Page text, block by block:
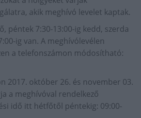
akik meghívó levelet kaptak.
péntek 7:30-13:00-ig kedd, szerda
ig van. A meghívólevélen
a telefonszámon módosítható:
2017. október 26. és november 03.
a meghívóval rendelkező
idő itt hétfőtől péntekig: 09:00-